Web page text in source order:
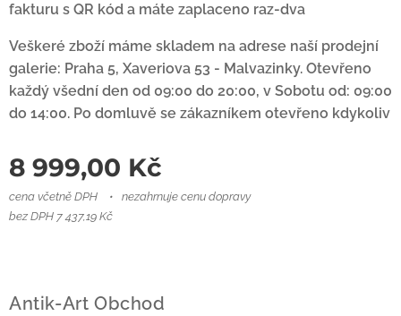
fakturu s QR kód a máte zaplaceno raz-dva
Veškeré zboží máme skladem na adrese naší prodejní
galerie: Praha 5, Xaveriova 53 - Malvazinky. Otevřeno
každý všední den od 09:00 do 20:00, v Sobotu od: 09:00
do 14:00. Po domluvě se zákazníkem otevřeno kdykoliv
8 999,00 Kč
cena včetně DPH
nezahrnuje cenu dopravy
bez DPH 7 437,19 Kč
Antik-Art Obchod